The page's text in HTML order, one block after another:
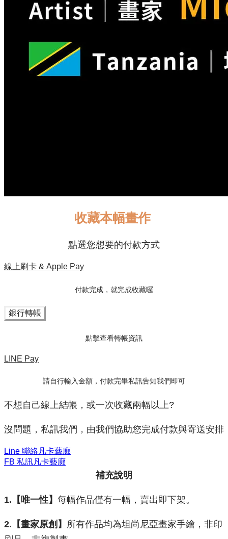
收藏本幅畫作
點選您想要的付款方式
線上刷卡 & Apple Pay
付款完成，就完成收藏囉
銀行轉帳
點擊查看轉帳資訊
LINE Pay
請自行輸入金額，付款完畢私訊告知我們即可
不想自己線上結帳，或一次收藏兩幅以上?
沒問題，私訊我們，由我們協助您完成付款與寄送安排
Line 聯絡凡卡藝廊
FB 私訊凡卡藝廊
補充說明
1.【唯一性】 每幅作品僅有一幅，賣出即下架。
2.【畫家原創】 所有作品均為坦尚尼亞畫家手繪，非印